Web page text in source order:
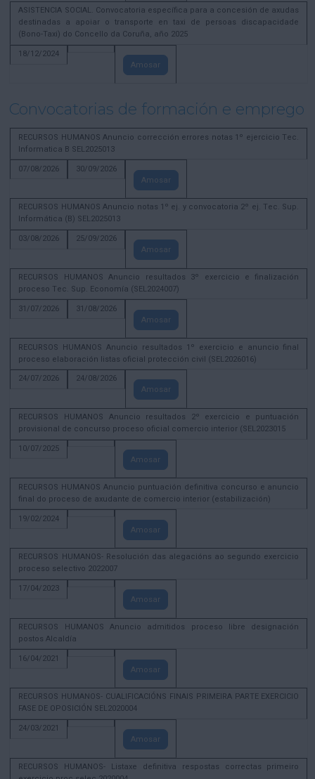
ASISTENCIA SOCIAL. Convocatoria específica para a concesión de axudas
destinadas a apoiar o transporte en taxi de persoas discapacidade
(Bono-Taxi) do Concello da Coruña, año 2025
18/12/2024
Amosar
Convocatorias de formación e emprego
RECURSOS HUMANOS Anuncio corrección errores notas 1º ejercicio Tec.
Informatica B SEL2025013
07/08/2026
30/09/2026
Amosar
RECURSOS HUMANOS Anuncio notas 1º ej. y convocatoria 2º ej. Tec. Sup.
Informática (B) SEL2025013
03/08/2026
25/09/2026
Amosar
RECURSOS HUMANOS Anuncio resultados 3º exercicio e finalización
proceso Tec. Sup. Economía (SEL2024007)
31/07/2026
31/08/2026
Amosar
RECURSOS HUMANOS Anuncio resultados 1º exercicio e anuncio final
proceso elaboración listas oficial protección civil (SEL2026016)
24/07/2026
24/08/2026
Amosar
RECURSOS HUMANOS Anuncio resultados 2º exercicio e puntuación
provisional de concurso proceso oficial comercio interior (SEL2023015
10/07/2025
Amosar
RECURSOS HUMANOS Anuncio puntuación definitiva concurso e anuncio
final do proceso de axudante de comercio interior (estabilización)
19/02/2024
Amosar
RECURSOS HUMANOS- Resolución das alegacións ao segundo exercicio
proceso selectivo 2022007
17/04/2023
Amosar
RECURSOS HUMANOS Anuncio admitidos proceso libre designación
postos Alcaldía
16/04/2021
Amosar
RECURSOS HUMANOS- CUALIFICACIÓNS FINAIS PRIMEIRA PARTE EXERCICIO
FASE DE OPOSICIÓN SEL2020004
24/03/2021
Amosar
RECURSOS HUMANOS- Listaxe definitiva respostas correctas primeiro